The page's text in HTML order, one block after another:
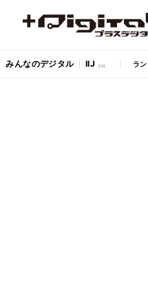
みんなのデジタル IIJ ラ